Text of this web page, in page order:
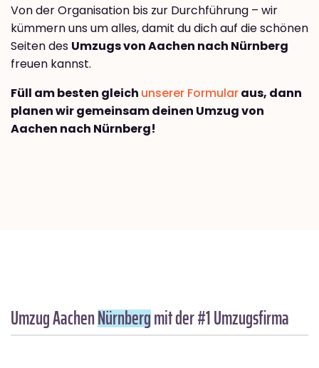
Von der Organisation bis zur Durchführung – wir
kümmern uns um alles, damit du dich auf die schönen
Seiten des Umzugs von Aachen nach Nürnberg
freuen kannst.
Füll am besten gleich unserer Formularaus, dann
planen wir gemeinsam deinen Umzug von
Aachen nach Nürnberg!
Umzug AachenNürnbergmit der #1 Umzugsfirma